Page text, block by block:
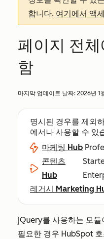
합니다. 여기에서 액
페이지 전
함
마지막 업데이트 날짜: 2026년 1
명시된 경우를 제외
에서나 사용할 수 있
마케팅 Hub
콘텐츠
Hub
레거시 Marketing
jQuery를 사용하는 모듈
필요한 경우 HubSpot